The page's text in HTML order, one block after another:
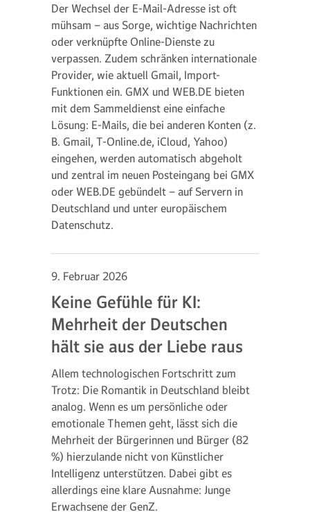
Der Wechsel der E-Mail-Adresse ist oft
mühsam – aus Sorge, wichtige Nachrichten
oder verknüpfte Online-Dienste zu
verpassen. Zudem schränken internationale
Provider, wie aktuell Gmail, Import-
Funktionen ein. GMX und WEB.DE bieten
mit dem Sammeldienst eine einfache
Lösung: E-Mails, die bei anderen Konten (z.
B. Gmail, T-Online.de, iCloud, Yahoo)
eingehen, werden automatisch abgeholt
und zentral im neuen Posteingang bei GMX
oder WEB.DE gebündelt – auf Servern in
Deutschland und unter europäischem
Datenschutz.
9. Februar 2026
Keine Gefühle für KI:
Mehrheit der Deutschen
hält sie aus der Liebe raus
Allem technologischen Fortschritt zum
Trotz: Die Romantik in Deutschland bleibt
analog. Wenn es um persönliche oder
emotionale Themen geht, lässt sich die
Mehrheit der Bürgerinnen und Bürger (82
%) hierzulande nicht von Künstlicher
Intelligenz unterstützen. Dabei gibt es
allerdings eine klare Ausnahme: Junge
Erwachsene der GenZ.